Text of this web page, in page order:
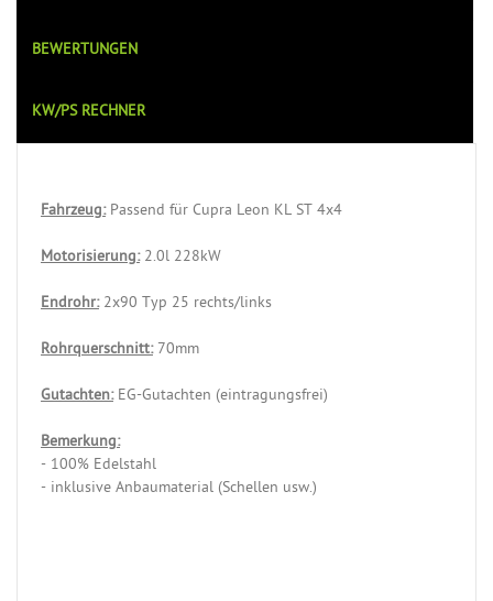
BEWERTUNGEN
KW/PS RECHNER
Fahrzeug:Passend für Cupra Leon KL ST 4x4
Motorisierung:2.0l 228kW
Endrohr:2x90 Typ 25 rechts/links
Rohrquerschnitt:70mm
Gutachten:EG-Gutachten (eintragungsfrei)
Bemerkung:
- 100% Edelstahl
- inklusive Anbaumaterial (Schellen usw.)